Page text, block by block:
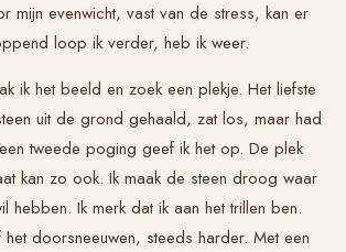
mijn evenwicht, vast van de stress, kan er
loop ik verder, heb ik weer.
ik het beeld en zoek een plekje. Het liefste
uit de grond gehaald, zat los, maar had
tweede poging geef ik het op. De plek
kan zo ook. Ik maak de steen droog waar
hebben. Ik merk dat ik aan het trillen ben.
doorsneeuwen, steeds harder. Met een